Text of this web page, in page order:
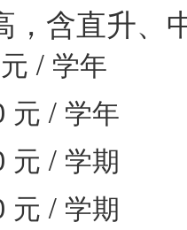
，含直升、
/ 学年
元 / 学年
元 / 学期
元 / 学期